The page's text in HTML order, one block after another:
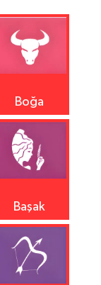
Boğa
Başak